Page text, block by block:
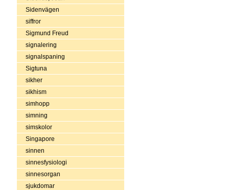
Sidenvägen
siffror
Sigmund Freud
signalering
signalspaning
Sigtuna
sikher
sikhism
simhopp
simning
simskolor
Singapore
sinnen
sinnesfysiologi
sinnesorgan
sjukdomar